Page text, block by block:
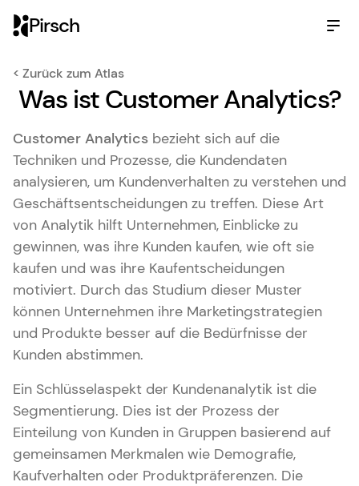
Pirsch
< Zurück zum Atlas
Was ist Customer Analytics?
Customer Analytics bezieht sich auf die
Techniken und Prozesse, die Kundendaten
analysieren, um Kundenverhalten zu verstehen und
Geschäftsentscheidungen zu treffen. Diese Art
von Analytik hilft Unternehmen, Einblicke zu
gewinnen, was ihre Kunden kaufen, wie oft sie
kaufen und was ihre Kaufentscheidungen
motiviert. Durch das Studium dieser Muster
können Unternehmen ihre Marketingstrategien
und Produkte besser auf die Bedürfnisse der
Kunden abstimmen.
Ein Schlüsselaspekt der Kundenanalytik ist die
Segmentierung. Dies ist der Prozess der
Einteilung von Kunden in Gruppen basierend auf
gemeinsamen Merkmalen wie Demografie,
Kaufverhalten oder Produktpräferenzen. Die